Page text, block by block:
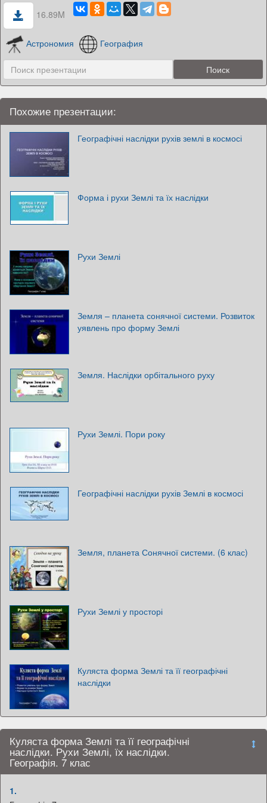
16.89M
Астрономия География
Похожие презентации:
Географічні наслідки рухів землі в космосі
Форма і рухи Землі та їх наслідки
Рухи Землі
Земля – планета сонячної системи. Розвиток
уявлень про форму Землі
Земля. Наслідки орбітального руху
Рухи Землі. Пори року
Географічні наслідки рухів Землі в космосі
Земля, планета Сонячної системи. (6 клас)
Рухи Землі у просторі
Куляста форма Землі та її географічні
наслідки
Куляста форма Землі та її географічні
наслідки. Рухи Землі, їх наслідки.
Географія. 7 клас
1.